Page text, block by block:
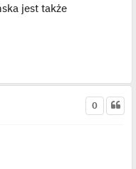
jest także
0